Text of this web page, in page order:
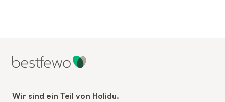
Wir sind ein Teil von Holidu.